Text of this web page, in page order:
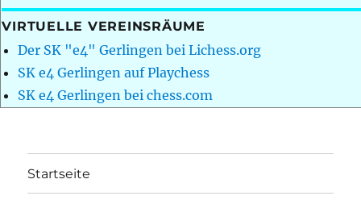
VIRTUELLE VEREINSRÄUME
Der SK "e4" Gerlingen bei Lichess.org
SK e4 Gerlingen auf Playchess
SK e4 Gerlingen bei chess.com
Startseite